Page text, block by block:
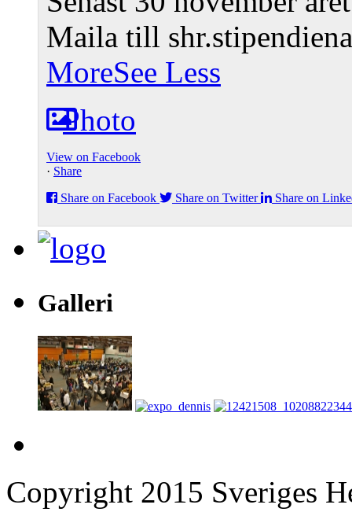
Maila till
MoreSee Less
Photo
View on Facebook
· Share
Share on Facebook
Share on Twitter Share on
Galleri
Copyright 2015 Sveriges